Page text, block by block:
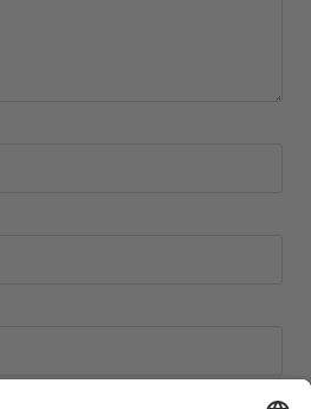
und Website in diesem Browser